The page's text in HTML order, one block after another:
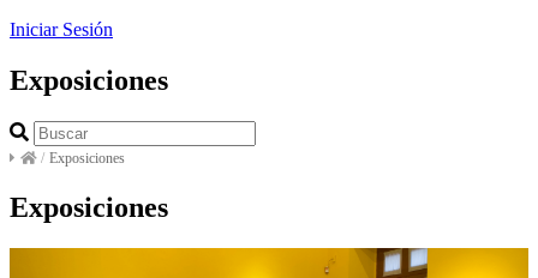
Iniciar Sesión
Exposiciones
/ Exposiciones
Exposiciones